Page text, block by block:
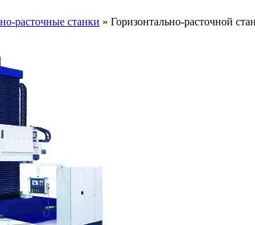
расточные станки » Горизонтально-расточной